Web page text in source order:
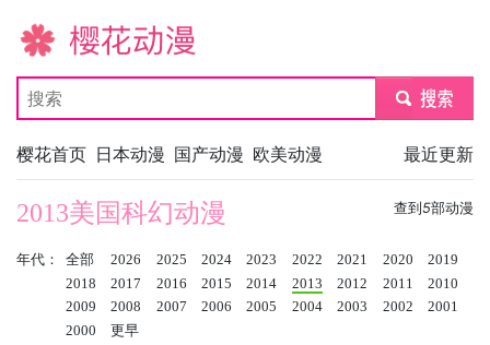
樱花动漫
submit
樱花首页 日本动漫 国产动漫 欧美动漫 最近更新
查到 5部动漫
2013美国科幻动漫
年代： 全部 2026 2025 2024 2023 2022 2021 2020
2019
2018
2017 2016 2015 2014 2013 2012 2011
2010
2009
2008 2007 2006 2005 2004 2003 2002
2001
2000
更早